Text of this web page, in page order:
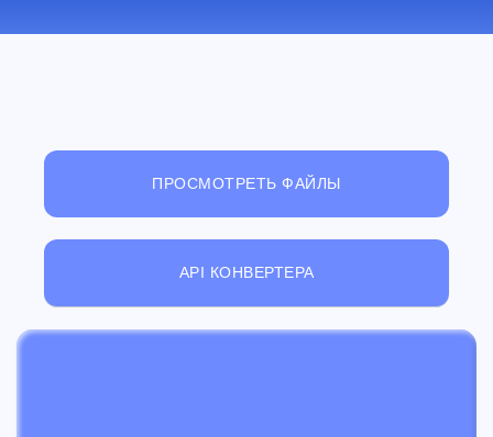
ПРОСМОТРЕТЬ ФАЙЛЫ
API КОНВЕРТЕРА